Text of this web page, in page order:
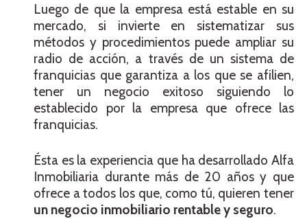
Luego de que la empresa está estable en su
mercado, si invierte en sistematizar sus
métodos y procedimientos puede ampliar su
radio de acción, a través de un sistema de
franquicias que garantiza a los que se afilien,
tener un negocio exitoso siguiendo lo
establecido por la empresa que ofrece las
franquicias.
Ésta es la experiencia que ha desarrollado Alfa
Inmobiliaria durante más de 20 años y que
ofrece a todos los que, como tú, quieren tener
un negocio inmobiliario rentable y seguro.